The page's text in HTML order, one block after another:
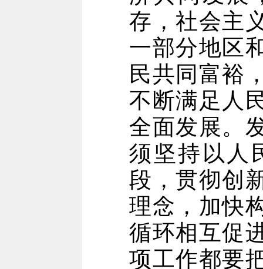
存，社会主
一部分地区
民共同富裕
不断满足人
全面发展。
须坚持以人
段，贯彻创
理念，加快
循环相互促
项工作都要